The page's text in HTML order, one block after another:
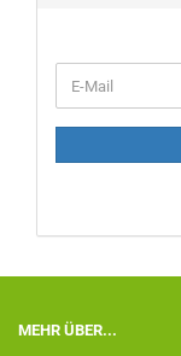
MEHR ÜBER...